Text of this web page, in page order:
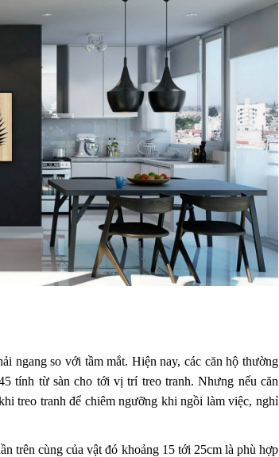
ngang so với tầm mắt. Hiện nay, các căn hộ thường
tính từ sàn cho tới vị trí treo tranh. Nhưng nếu căn
treo tranh để chiêm ngưỡng khi ngồi làm việc, nghỉ
trên cùng của vật đó khoảng 15 tới 25cm là phù hợp